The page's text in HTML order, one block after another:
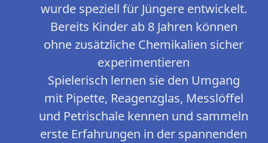
wurde speziell für Jüngere entwickelt.
Bereits Kinder ab 8 Jahren können
ohne zusätzliche Chemikalien sicher
experimentieren
Spielerisch lernen sie den Umgang
mit Pipette, Reagenzglas, Messlöffel
und Petrischale kennen und sammeln
erste Erfahrungen in der spannenden